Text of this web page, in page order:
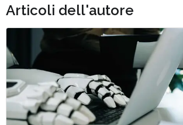
Articoli dell'autore